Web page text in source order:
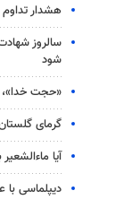
هشدار تداوم
سالروز
شود
«حجت خدا»،
گرمای
آیا
دیپلماسی